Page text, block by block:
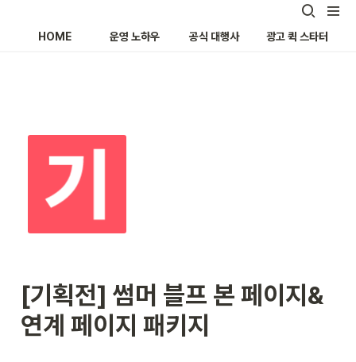
HOME 운영 노하우 공식 대행사 광고 퀵 스타터
[기획전] 썸머 블프 본 페이지&
연계 페이지 패키지